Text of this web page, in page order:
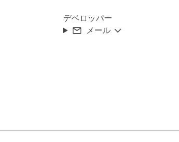
デベロッパー
メール